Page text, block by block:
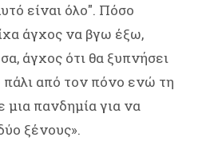
είναι όλο". Πόσο
άγχος να βγω έξω,
άγχος ότι θα ξυπνήσει
από τον πόνο ενώ τη
μια πανδημία για να
ξένους».